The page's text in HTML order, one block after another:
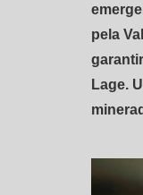
pela
Lage.